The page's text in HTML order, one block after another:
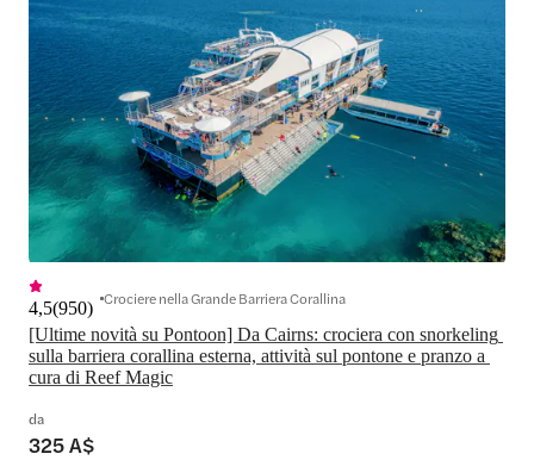
[Ultime novità su Pontoon] Da Cairns: crociera con snorkeling
sulla barriera corallina esterna, attività sul pontone e pranzo a
cura di Reef Magic
4,5(950) Crociere nella Grande Barriera Corallina
da
325 A$